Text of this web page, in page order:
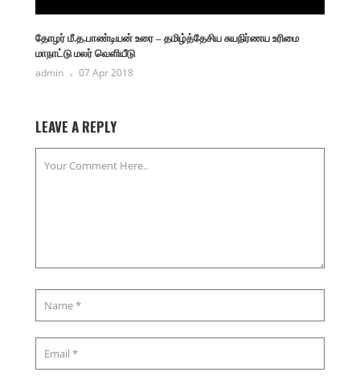
தோழர் மீ.த.பாண்டியன் உரை – தமிழ்த்தேசிய சுயநிர்ணய உரிமை
மாநாட்டு மலர் வெளியீடு
admin 07 Apr 2018
LEAVE A REPLY